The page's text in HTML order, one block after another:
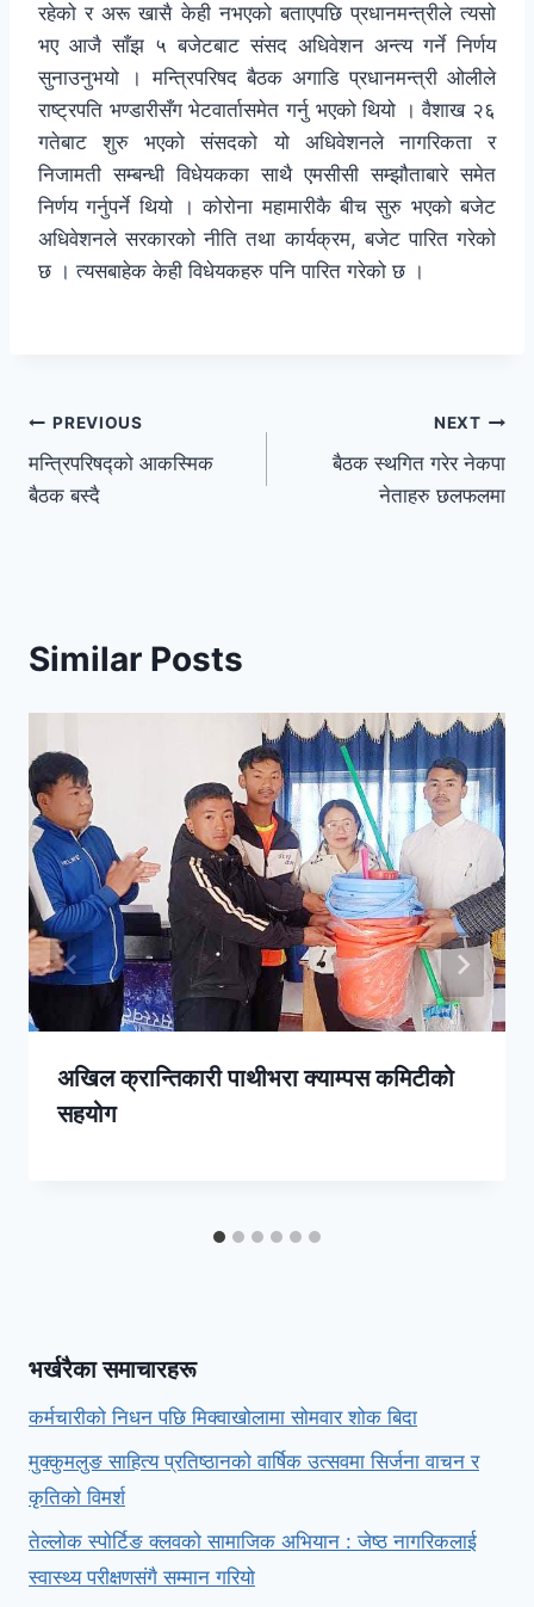
रहेको र अरू खासै केही नभएको बताएपछि प्रधानमन्त्रीले त्यसो
भए आजै साँझ ५ बजेटबाट संसद अधिवेशन अन्त्य गर्ने निर्णय
सुनाउनुभयो । मन्त्रिपरिषद बैठक अगाडि प्रधानमन्त्री ओलीले
राष्ट्रपति भण्डारीसँग भेटवार्तासमेत गर्नु भएको थियो । वैशाख २६
गतेबाट शुरु भएको संसदको यो अधिवेशनले नागरिकता र
निजामती सम्बन्धी विधेयकका साथै एमसीसी सम्झौताबारे समेत
निर्णय गर्नुपर्ने थियो । कोरोना महामारीकै बीच सुरु भएको बजेट
अधिवेशनले सरकारको नीति तथा कार्यक्रम, बजेट पारित गरेको
छ । त्यसबाहेक केही विधेयकहरु पनि पारित गरेको छ ।
PREVIOUS
मन्त्रिपरिषद्को आकस्मिक
बैठक बस्दै
NEXT
बैठक स्थगित गरेर नेकपा
नेताहरु छलफलमा
Similar Posts
अखिल क्रान्तिकारी पाथीभरा क्याम्पस कमिटीको
सहयोग
भर्खरैका समाचारहरू
कर्मचारीको निधन पछि मिक्वाखोलामा सोमवार शोक बिदा
मुक्कुमलुङ साहित्य प्रतिष्ठानको वार्षिक उत्सवमा सिर्जना वाचन र
कृतिको विमर्श
तेल्लोक स्पोर्टिङ क्लवको सामाजिक अभियान : जेष्ठ नागरिकलाई
स्वास्थ्य परीक्षणसंगै सम्मान गरियो